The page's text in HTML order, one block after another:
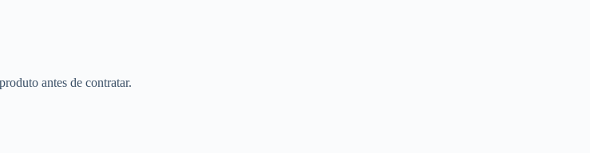
antes de contratar.